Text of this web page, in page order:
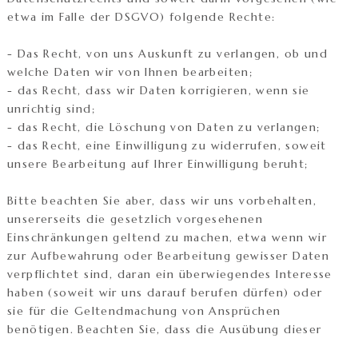
etwa im Falle der DSGVO) folgende Rechte:
- Das Recht, von uns Auskunft zu verlangen, ob und
welche Daten wir von Ihnen bearbeiten;
- das Recht, dass wir Daten korrigieren, wenn sie
unrichtig sind;
- das Recht, die Löschung von Daten zu verlangen;
- das Recht, eine Einwilligung zu widerrufen, soweit
unsere Bearbeitung auf Ihrer Einwilligung beruht;
Bitte beachten Sie aber, dass wir uns vorbehalten,
unsererseits die gesetzlich vorgesehenen
Einschränkungen geltend zu machen, etwa wenn wir
zur Aufbewahrung oder Bearbeitung gewisser Daten
verpflichtet sind, daran ein überwiegendes Interesse
haben (soweit wir uns darauf berufen dürfen) oder
sie für die Geltendmachung von Ansprüchen
benötigen. Beachten Sie, dass die Ausübung dieser